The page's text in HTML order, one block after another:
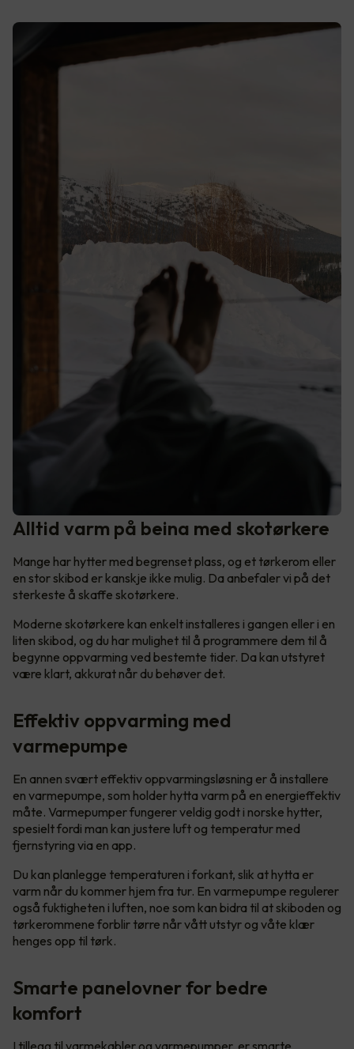
Alltid varm på beina med skotørkere
Mange har hytter med begrenset plass, og et tørkerom eller
en stor skibod er kanskje ikke mulig. Da anbefaler vi på det
sterkeste å skaffe skotørkere.
Moderne skotørkere kan enkelt installeres i gangen eller i en
liten skibod, og du har mulighet til å programmere dem til å
begynne oppvarming ved bestemte tider. Da kan utstyret
være klart, akkurat når du behøver det.
Effektiv oppvarming med
varmepumpe
En annen svært effektiv oppvarmingsløsning er å installere
en varmepumpe, som holder hytta varm på en energieffektiv
måte. Varmepumper fungerer veldig godt i norske hytter,
spesielt fordi man kan justere luft og temperatur med
fjernstyring via en app.
Du kan planlegge temperaturen i forkant, slik at hytta er
varm når du kommer hjem fra tur. En varmepumpe regulerer
også fuktigheten i luften, noe som kan bidra til at skiboden og
tørkerommene forblir tørre når vått utstyr og våte klær
henges opp til tørk.
Smarte panelovner for bedre
komfort